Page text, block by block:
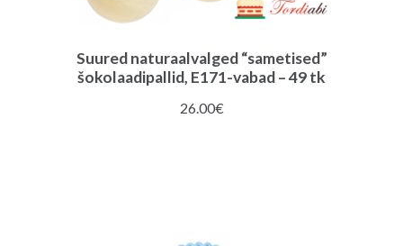
Suured naturaalvalged “sametised”
šokolaadipallid, E171-vabad – 49 tk
26.00€